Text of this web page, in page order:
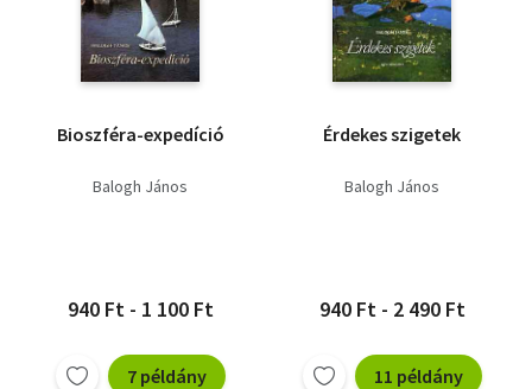
Bioszféra-expedíció
Balogh János
940 Ft - 1 100 Ft
7 példány
Érdekes szigetek
Balogh János
940 Ft - 2 490 Ft
11 példány